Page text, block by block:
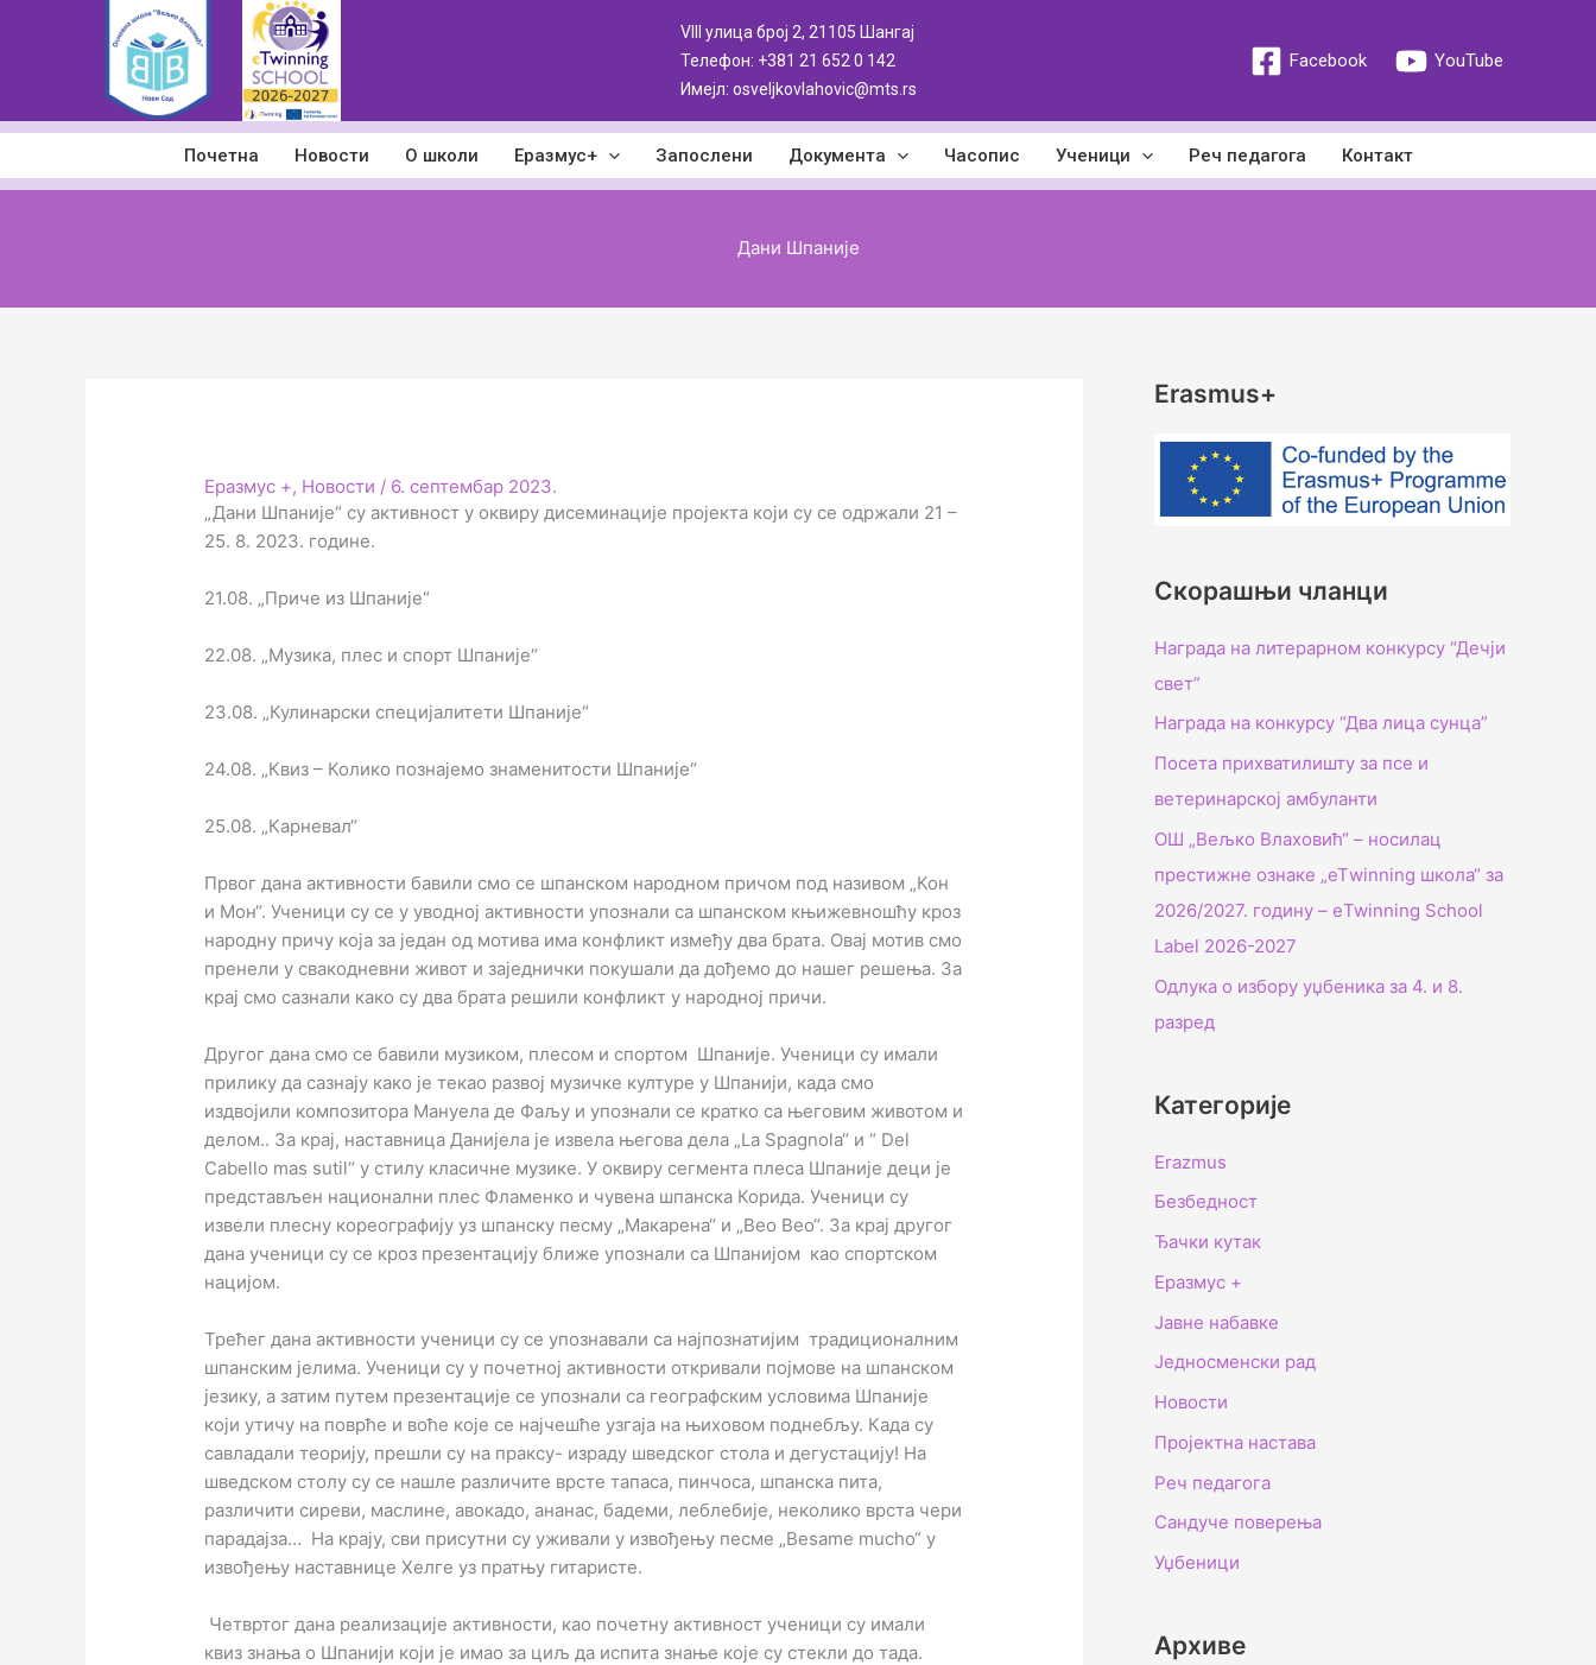
VIII улица број 2, 21105 Шангај
Телефон: +381 21 652 0 142
Имејл: osveljkovlahovic@mts.rs
Facebook YouTube
Почетна Новости О школи Еразмус+ Запослени Документа Часопис Ученици Реч педагога Контакт
Дани Шпаније
Еразмус +, Новости / 6. септембар 2023.
„Дани Шпаније“ су активност у оквиру дисеминације пројекта који су се одржали 21 –
25. 8. 2023. године.
21.08. „Приче из Шпаније“
22.08. „Музика, плес и спорт Шпаније“
23.08. „Кулинарски специјалитети Шпаније“
24.08. „Квиз – Колико познајемо знаменитости Шпаније“
25.08. „Карневал“
Првог дана активности бавили смо се шпанском народном причом под називом „Кон
и Мон“. Ученици су се у уводној активности упознали са шпанском књижевношћу кроз
народну причу која за један од мотива има конфликт између два брата. Овај мотив смо
пренели у свакодневни живот и заједнички покушали да дођемо до нашег решења. За
крај смо сазнали како су два брата решили конфликт у народној причи.
Другог дана смо се бавили музиком, плесом и спортом Шпаније. Ученици су имали
прилику да сазнају како је текао развој музичке културе у Шпанији, када смо
издвојили композитора Мануела де Фаљу и упознали се кратко са његовим животом и
делом.. За крај, наставница Данијела је извела његова дела „La Spagnola“ и “ Del
Cabello mas sutil“ у стилу класичне музике. У оквиру сегмента плеса Шпаније деци је
представљен национални плес Фламенко и чувена шпанска Корида. Ученици су
извели плесну кореографију уз шпанску песму „Макарена“ и „Вео Вео“. За крај другог
дана ученици су се кроз презентацију ближе упознали са Шпанијом као спортском
нацијом.
Трећег дана активности ученици су се упознавали са најпознатијим традиционалним
шпанским јелима. Ученици су у почетној активности откривали појмове на шпанском
језику, а затим путем презентације се упознали са географским условима Шпаније
који утичу на поврће и воће које се најчешће узгаја на њиховом поднебљу. Када су
савладали теорију, прешли су на праксу- израду шведског стола и дегустацију! На
шведском столу су се нашле различите врсте тапаса, пинчоса, шпанска пита,
различити сиреви, маслине, авокадо, ананас, бадеми, леблебије, неколико врста чери
парадајза… На крају, сви присутни су уживали у извођењу песме „Besame mucho“ у
извођењу наставнице Хелге уз пратњу гитаристе.
Четвртог дана реализације активности, као почетну активност ученици су имали
квиз знања о Шпанији који је имао за циљ да испита знање које су стекли до тада.
Erasmus+
Скорашњи чланци
Награда на литерарном конкурсу “Дечји
свет”
Награда на конкурсу “Два лица сунца”
Посета прихватилишту за псе и
ветеринарској амбуланти
ОШ „Вељко Влаховић“ – носилац
престижне ознаке „еТwinning школа“ за
2026/2027. годину – еTwinning School
Label 2026-2027
Одлука о избору уџбеника за 4. и 8.
разред
Категорије
Erazmus
Безбедност
Ђачки кутак
Еразмус +
Јавне набавке
Једносменски рад
Новости
Пројектна настава
Реч педагога
Сандуче поверења
Уџбеници
Архиве